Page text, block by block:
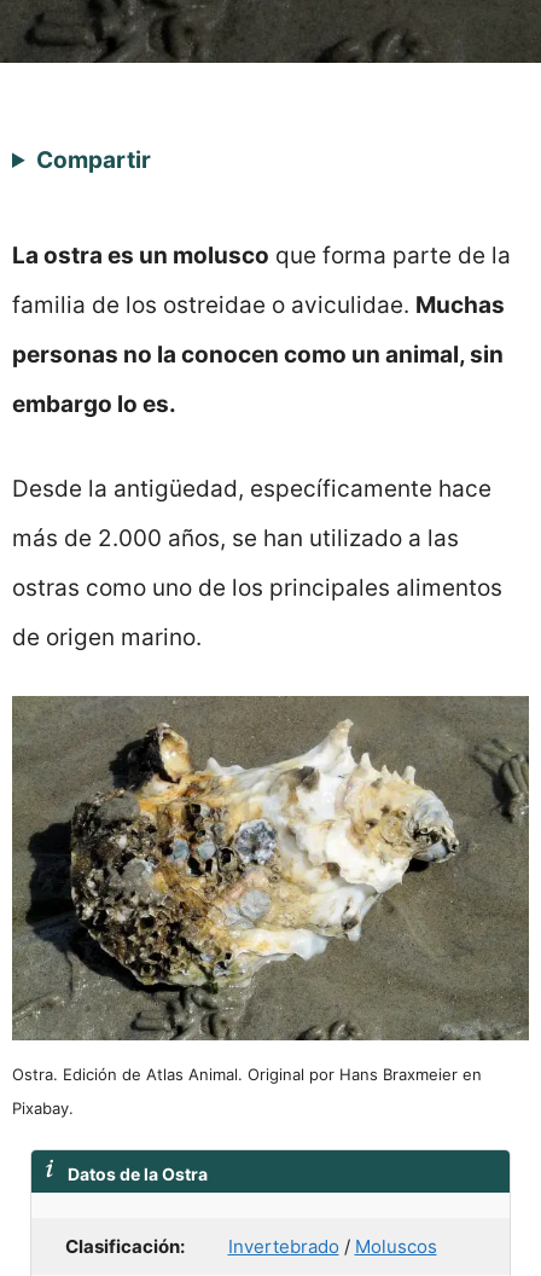
Compartir
La ostra es un molusco que forma parte de la
familia de los ostreidae o aviculidae. Muchas
personas no la conocen como un animal, sin
embargo lo es.
Desde la antigüedad, específicamente hace
más de 2.000 años, se han utilizado a las
ostras como uno de los principales alimentos
de origen marino.
Ostra. Edición de Atlas Animal. Original por Hans Braxmeier en
Pixabay.
Datos de la Ostra
Clasificación: Invertebrado / Moluscos